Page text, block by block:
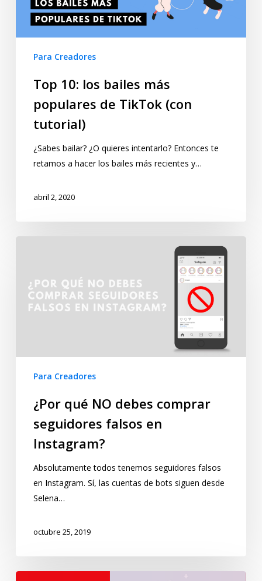
Para Creadores
Top 10: los bailes más
populares de TikTok (con
tutorial)
¿Sabes bailar? ¿O quieres intentarlo? Entonces te
retamos a hacer los bailes más recientes y…
abril 2, 2020
Para Creadores
¿Por qué NO debes comprar
seguidores falsos en
Instagram?
Absolutamente todos tenemos seguidores falsos
en Instagram. Sí, las cuentas de bots siguen desde
Selena…
octubre 25, 2019